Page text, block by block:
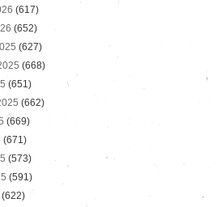
(617)
(652)
(627)
(668)
(651)
(662)
(669)
(671)
(573)
(591)
(622)